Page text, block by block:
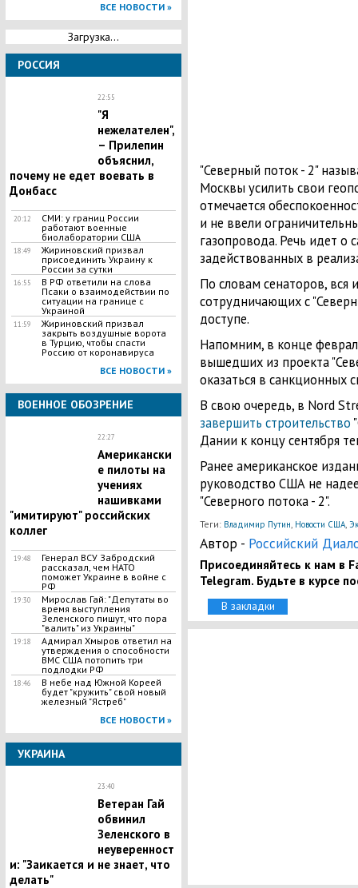
ВСЕ НОВОСТИ »
Загрузка...
РОССИЯ
22:55
"Я
нежелателен",
– Прилепин
объяснил,
почему не едет воевать в
Донбасс
20:12
СМИ: у границ России
работают военные
биолаборатории США
18:49
Жириновский призвал
присоединить Украину к
России за сутки
16:55
В РФ ответили на слова
Псаки о взаимодействии по
ситуации на границе с
Украиной
11:59
Жириновский призвал
закрыть воздушные ворота
в Турцию, чтобы спасти
Россию от коронавируса
ВСЕ НОВОСТИ »
ВОЕННОЕ ОБОЗРЕНИЕ
22:27
Американски
е пилоты на
учениях
нашивками
"имитируют" российских
коллег
19:48
Генерал ВСУ Забродский
рассказал, чем НАТО
поможет Украине в войне с
РФ
19:30
Мирослав Гай: "Депутаты во
время выступления
Зеленского пишут, что пора
"валить" из Украины"
19:18
Адмирал Хмыров ответил на
утверждения о способности
ВМС США потопить три
подлодки РФ
18:46
В небе над Южной Кореей
будет "кружить" свой новый
железный "Ястреб"
ВСЕ НОВОСТИ »
УКРАИНА
23:40
Ветеран Гай
обвинил
Зеленского в
неуверенност
и: "Заикается и не знает, что
делать"
"Северный поток - 2"
Москвы усилить свои
отмечается
и не ввели
газопровода. Речь идет о
задействованных в
По словам сенаторов,
сотрудничающих с
доступе.
Напомним, в конце
вышедших из проекта
оказаться в санкционных
В свою очередь, в Nord
завершить строительство
Дании к концу сентября
Ранее американское
руководство США не
"Северного потока - 2".
Теги: Владимир Путин, Новости США,
Автор - Российский
Присоединяйтесь к нам в
Telegram. Будьте в курсе
В закладки